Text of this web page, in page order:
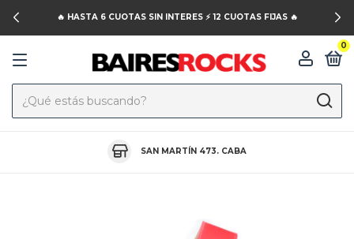
🔥 HASTA 6 CUOTAS SIN INTERES ⚡️ 12 CUOTAS FIJAS 🔥
0
SAN MARTÍN 473. CABA